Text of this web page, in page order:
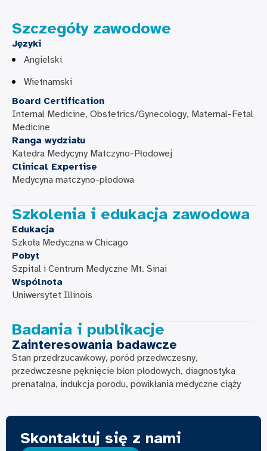
Szczegóły zawodowe
Języki
Angielski
Wietnamski
Board Certification
Internal Medicine, Obstetrics/Gynecology, Maternal-Fetal
Medicine
Ranga wydziału
Katedra Medycyny Matczyno-Płodowej
Clinical Expertise
Medycyna matczyno-płodowa
Szkolenia i edukacja zawodowa
Edukacja
Szkoła Medyczna w Chicago
Pobyt
Szpital i Centrum Medyczne Mt. Sinai
Wspólnota
Uniwersytet Illinois
Badania i publikacje
Zainteresowania badawcze
Stan przedrzucawkowy, poród przedwczesny,
przedwczesne pęknięcie błon płodowych, diagnostyka
prenatalna, indukcja porodu, powikłania medyczne ciąży
Skontaktuj się z nami